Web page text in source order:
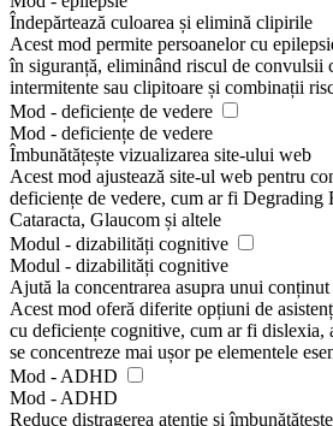
Îndepărtează culoarea și elimină clipirile
Acest mod permite persoanelor cu
în siguranță, eliminând riscul de convulsii
intermitente sau clipitoare și combinații
Mod - deficiențe de vedere
Mod - deficiențe de vedere
Îmbunătățește vizualizarea site-ului web
Acest mod ajustează site-ul web pentru
deficiențe de vedere, cum ar fi Degrading
Cataracta, Glaucom și altele
Modul - dizabilități cognitive
Modul - dizabilități cognitive
Ajută la concentrarea asupra unui
Acest mod oferă diferite opțiuni de
cu deficiențe cognitive, cum ar fi dislexia,
se concentreze mai ușor pe elementele
Mod - ADHD
Mod - ADHD
Reduce distragerea atentie și